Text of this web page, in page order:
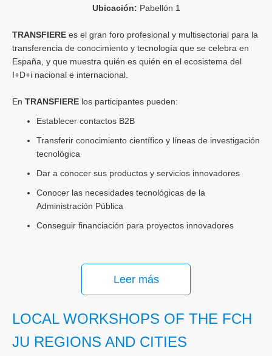
Ubicación: Pabellón 1
TRANSFIERE es el gran foro profesional y multisectorial para la
transferencia de conocimiento y tecnología que se celebra en
España, y que muestra quién es quién en el ecosistema del
I+D+i nacional e internacional.
En TRANSFIERE los participantes pueden:
Establecer contactos B2B
Transferir conocimiento científico y líneas de investigación
tecnológica
Dar a conocer sus productos y servicios innovadores
Conocer las necesidades tecnológicas de la
Administración Pública
Conseguir financiación para proyectos innovadores
Leer más
LOCAL WORKSHOPS OF THE FCH
JU REGIONS AND CITIES